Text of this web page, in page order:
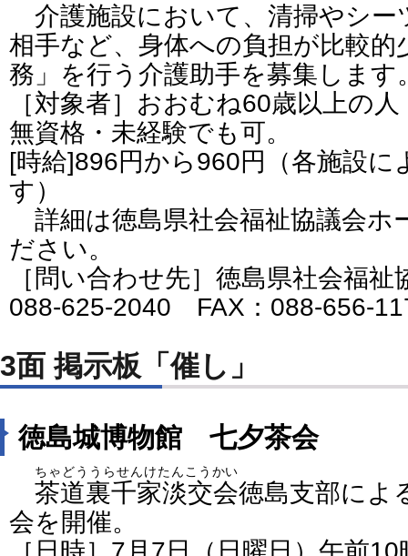
介護施設において、清掃やシー
相手など、身体への負担が比較的
務」を行う介護助手を募集します
［対象者］おおむね60歳以上の
無資格・未経験でも可。
[時給]896円から960円（各施設に
す）
詳細は徳島県社会福祉協議会ホ
ださい。
［問い合わせ先］徳島県社会福
088-625-2040 FAX：088-656-
3面 掲示板「催し」
徳島城博物館 七夕茶会
茶道裏千家淡交会
ちゃどううらせんけたんこうかい
徳島支部によ
会を開催。